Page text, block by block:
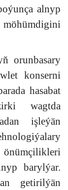
alnyp
möhümdigini
orunbasary
konserni
hasabat
wagtda
işleýän
barylýar.
getirilýän